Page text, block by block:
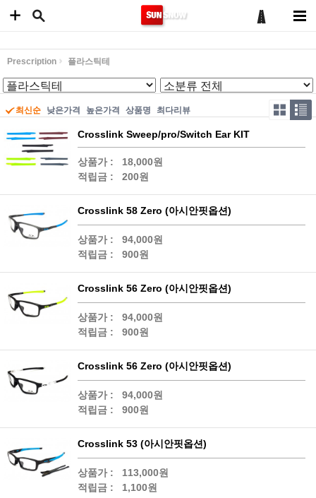
Prescription 플라스틱테
최신순 낮은가격 높은가격 상품명 최다리뷰
Crosslink Sweep/pro/Switch Ear KIT
상품가 :
18,000원
적립금 :
200원
Crosslink 58 Zero (아시안핏옵션)
상품가 :
94,000원
적립금 :
900원
Crosslink 56 Zero (아시안핏옵션)
상품가 :
94,000원
적립금 :
900원
Crosslink 56 Zero (아시안핏옵션)
상품가 :
94,000원
적립금 :
900원
Crosslink 53 (아시안핏옵션)
상품가 :
113,000원
적립금 :
1,100원